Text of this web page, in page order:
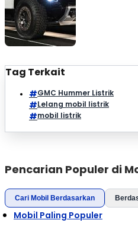
Tag Terkait
GMC Hummer Listrik
Lelang mobil listrik
mobil listrik
Pencarian Populer di
Cari Mobil Berdasarkan
Mobil Paling Populer